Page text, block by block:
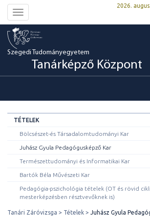
Toggle
navigation
2026.
Szegedi Tudományegyetem
Tanárképző Központ
TÉTELEK
Bölcsészet-és Társadalomtudományi Kar
Juhász Gyula Pedagógusképző Kar
Természettudományi és Informatikai Kar
Bartók Béla Művészeti Kar
Pedagógia-pszichológia tételek (OT és rövid
mesterképzésben résztvevőknek is)
Tanári Záróvizsga Tételek Juhász Gyula